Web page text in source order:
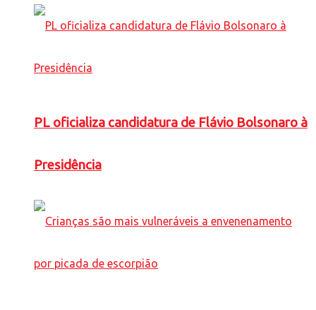
PL oficializa candidatura de Flávio Bolsonaro à
Presidência